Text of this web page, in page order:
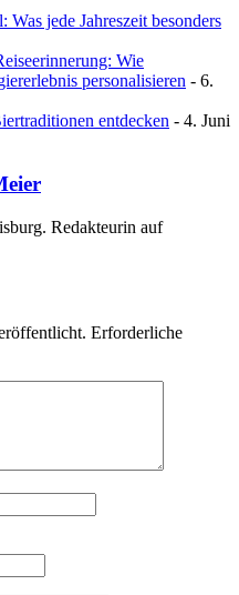
Was jede Jahreszeit besonders
Wie
personalisieren - 6.
entdecken - 4. Juni
Redakteurin auf
Erforderliche